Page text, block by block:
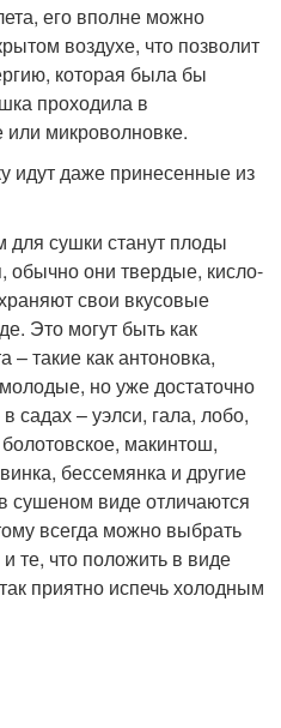
его вполне можно
воздухе, что позволит
которая была бы
проходила в
или микроволновке.
идут даже принесенные из
сушки станут плоды
обычно они твердые, кисло-
свои вкусовые
Это могут быть как
такие как антоновка,
но уже достаточно
садах – уэлси, гала, лобо,
макинтош,
бессемянка и другие
сушеном виде отличаются
всегда можно выбрать
те, что положить в виде
приятно испечь холодным